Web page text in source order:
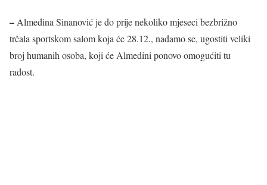
– Almedina Sinanović je do prije nekoliko mjeseci bezbrižno
trčala sportskom salom koja će 28.12., nadamo se, ugostiti veliki
broj humanih osoba, koji će Almedini ponovo omogućiti tu
radost.